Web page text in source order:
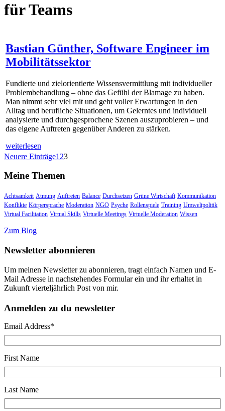
für Teams
Bastian Günther, Software Engineer im
Mobilitätssektor
Fundierte und zielorientierte Wissensvermittlung mit individueller
Problembehandlung – ohne das Gefühl der Blamage zu haben.
Man nimmt sehr viel mit und geht voller Erwartungen in den
Alltag und berufliche Situationen, um Gelerntes und individuell
analysierte und durchgesprochene Szenen auszuprobieren – und
das eigene Auftreten gegenüber Anderen zu stärken.
weiterlesen
Neuere Einträge1 23
Meine Themen
Achtsamkeit Atmung Auftreten Balance Durchsetzen Grüne Wirtschaft Kommunikation
Konflikte Körpersprache Moderation NGO Psyche Rollenspiele Training Umweltpolitik
Virtual Facilitation Virtual Skills Virtuelle Meetings Virtuelle Moderation Wissen
Zum Blog
Newsletter abonnieren
Um meinen Newsletter zu abonnieren, tragt einfach Namen und E-
Mail Adresse in nachstehendes Formular ein und ihr erhaltet in
Zukunft vierteljährlich Post von mir.
Anmelden zu du newsletter
Email Address*
First Name
Last Name